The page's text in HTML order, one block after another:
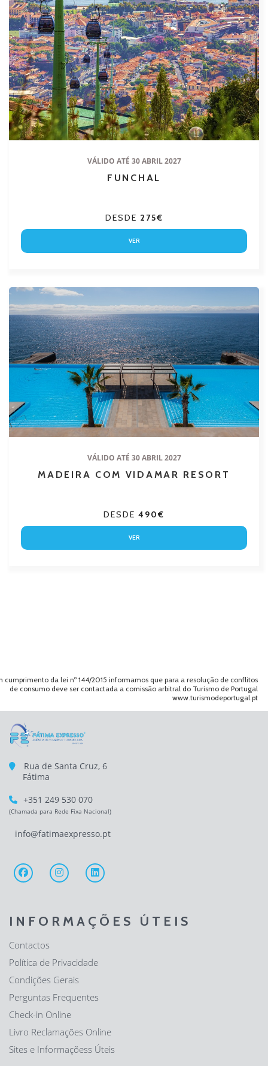
VÁLIDO ATÉ 30 ABRIL 2027
FUNCHAL
DESDE 275€
VER
VÁLIDO ATÉ 30 ABRIL 2027
MADEIRA COM VIDAMAR RESORT
DESDE 490€
VER
cumprimento da lei nº 144/2015 informamos que para a resolução de conflitos
de consumo deve ser contactada a comissão arbitral do Turismo de Portugal
www.turismodeportugal.pt
Rua de Santa Cruz, 6
Fátima
+351 249 530 070
(Chamada para Rede Fixa Nacional)
info@fatimaexpresso.pt
INFORMAÇÕES ÚTEIS
Contactos
Política de Privacidade
Condições Gerais
Perguntas Frequentes
Check-in Online
Livro Reclamações Online
Sites e Informaçõess Úteis